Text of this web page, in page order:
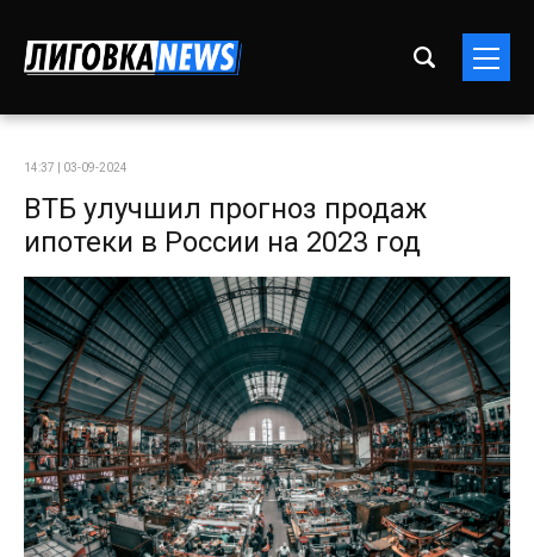
14:37 | 03-09-2024
ВТБ улучшил прогноз продаж
ипотеки в России на 2023 год